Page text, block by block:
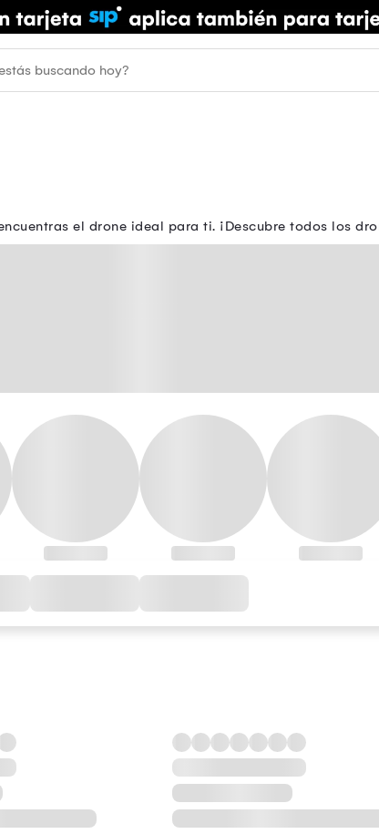
el drone ideal para ti. ¡Descubre todos los